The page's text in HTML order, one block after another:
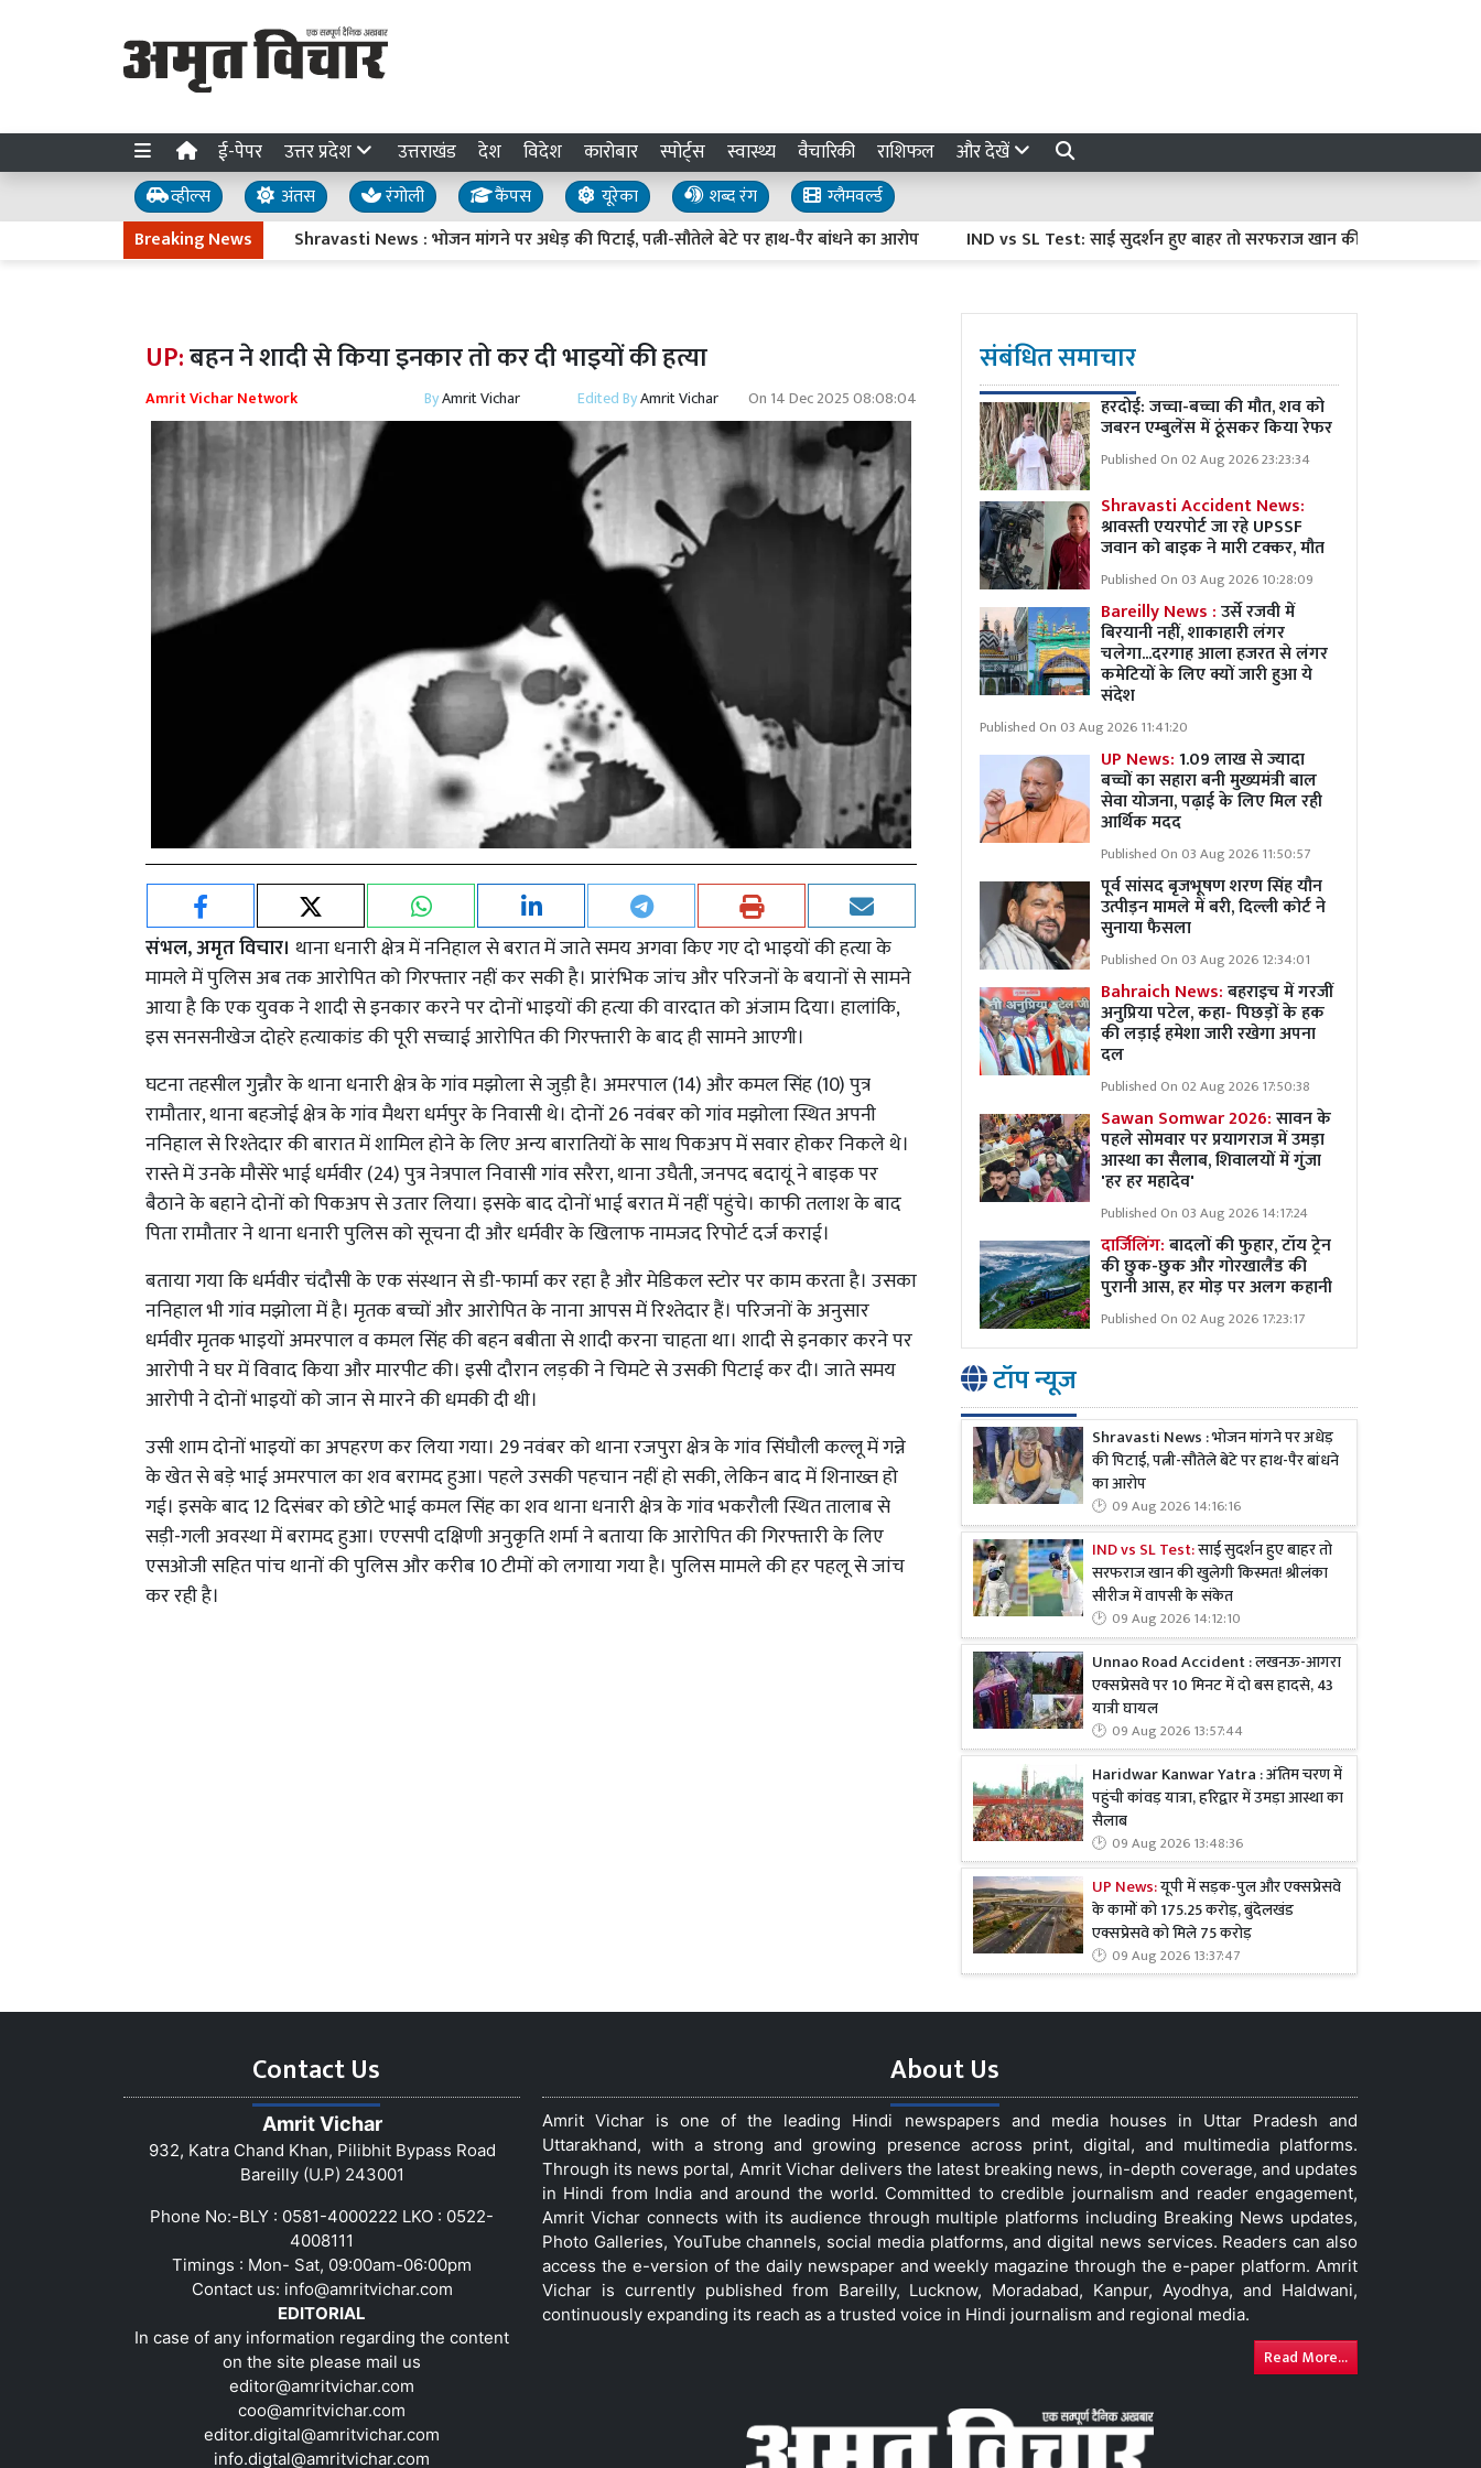
ई-पेपर उत्तर प्रदेश उत्तराखंड देश विदेश कारोबार स्पोर्ट्स स्वास्थ्य वैचारिकी राशिफल और देखें
व्हील्स अंतस रंगोली कैंपस यूरेका शब्द रंग
ग्लैमवर्ल्ड
Breaking News
Shravasti News : भोजन मांगने पर अधेड़ की पिटाई, पत्नी-सौतेले बेटे पर हाथ-पैर बांधने का आरोप IND vs SL Test: साई सुदर्शन हुए बाहर तो सरफराज खान की खुलेगी किस्मत!
UP:बहन ने शादी से किया इनकार तो कर दी भाइयों की हत्या
Amrit Vichar Network ByAmrit Vichar Edited ByAmrit Vichar On 14 Dec 2025 08:08:04
संभल, अमृत विचार। थाना धनारी क्षेत्र में ननिहाल से बरात में जाते समय अगवा किए गए दो भाइयों की हत्या के
मामले में पुलिस अब तक आरोपित को गिरफ्तार नहीं कर सकी है। प्रारंभिक जांच और परिजनों के बयानों से सामने
आया है कि एक युवक ने शादी से इनकार करने पर दोनों भाइयों की हत्या की वारदात को अंजाम दिया। हालांकि,
इस सनसनीखेज दोहरे हत्याकांड की पूरी सच्चाई आरोपित की गिरफ्तारी के बाद ही सामने आएगी।
घटना तहसील गुन्नौर के थाना धनारी क्षेत्र के गांव मझोला से जुड़ी है। अमरपाल (14) और कमल सिंह (10) पुत्र
रामौतार, थाना बहजोई क्षेत्र के गांव मैथरा धर्मपुर के निवासी थे। दोनों 26 नवंबर को गांव मझोला स्थित अपनी
ननिहाल से रिश्तेदार की बारात में शामिल होने के लिए अन्य बारातियों के साथ पिकअप में सवार होकर निकले थे।
रास्ते में उनके मौसेरे भाई धर्मवीर (24) पुत्र नेत्रपाल निवासी गांव सरैरा, थाना उघैती, जनपद बदायूं ने बाइक पर
बैठाने के बहाने दोनों को पिकअप से उतार लिया। इसके बाद दोनों भाई बरात में नहीं पहुंचे। काफी तलाश के बाद
पिता रामौतार ने थाना धनारी पुलिस को सूचना दी और धर्मवीर के खिलाफ नामजद रिपोर्ट दर्ज कराई।
बताया गया कि धर्मवीर चंदौसी के एक संस्थान से डी-फार्मा कर रहा है और मेडिकल स्टोर पर काम करता है। उसका
ननिहाल भी गांव मझोला में है। मृतक बच्चों और आरोपित के नाना आपस में रिश्तेदार हैं। परिजनों के अनुसार
धर्मवीर मृतक भाइयों अमरपाल व कमल सिंह की बहन बबीता से शादी करना चाहता था। शादी से इनकार करने पर
आरोपी ने घर में विवाद किया और मारपीट की। इसी दौरान लड़की ने चिमटे से उसकी पिटाई कर दी। जाते समय
आरोपी ने दोनों भाइयों को जान से मारने की धमकी दी थी।
उसी शाम दोनों भाइयों का अपहरण कर लिया गया। 29 नवंबर को थाना रजपुरा क्षेत्र के गांव सिंघौली कल्लू में गन्ने
के खेत से बड़े भाई अमरपाल का शव बरामद हुआ। पहले उसकी पहचान नहीं हो सकी, लेकिन बाद में शिनाख्त हो
गई। इसके बाद 12 दिसंबर को छोटे भाई कमल सिंह का शव थाना धनारी क्षेत्र के गांव भकरौली स्थित तालाब से
सड़ी-गली अवस्था में बरामद हुआ। एएसपी दक्षिणी अनुकृति शर्मा ने बताया कि आरोपित की गिरफ्तारी के लिए
एसओजी सहित पांच थानों की पुलिस और करीब 10 टीमों को लगाया गया है। पुलिस मामले की हर पहलू से जांच
कर रही है।
संबंधित समाचार
हरदोई: जच्चा-बच्चा की मौत, शव को
जबरन एम्बुलेंस में ठूंसकर किया रेफर
Published On 02 Aug 2026 23:23:34
Shravasti Accident News:
श्रावस्ती एयरपोर्ट जा रहे UPSSF
जवान को बाइक ने मारी टक्कर, मौत
Published On 03 Aug 2026 10:28:09
Bareilly News :उर्से रजवी में
बिरयानी नहीं, शाकाहारी लंगर
चलेगा...दरगाह आला हजरत से लंगर
कमेटियों के लिए क्यों जारी हुआ ये
संदेश
Published On 03 Aug 2026 11:41:20
UP News:1.09 लाख से ज्यादा
बच्चों का सहारा बनी मुख्यमंत्री बाल
सेवा योजना, पढ़ाई के लिए मिल रही
आर्थिक मदद
Published On 03 Aug 2026 11:50:57
पूर्व सांसद बृजभूषण शरण सिंह यौन
उत्पीड़न मामले में बरी, दिल्ली कोर्ट ने
सुनाया फैसला
Published On 03 Aug 2026 12:34:01
Bahraich News:बहराइच में गरजीं
अनुप्रिया पटेल, कहा- पिछड़ों के हक
की लड़ाई हमेशा जारी रखेगा अपना
दल
Published On 02 Aug 2026 17:50:38
Sawan Somwar 2026:सावन के
पहले सोमवार पर प्रयागराज में उमड़ा
आस्था का सैलाब, शिवालयों में गुंजा
'हर हर महादेव'
Published On 03 Aug 2026 14:17:24
दार्जिलिंग:बादलों की फुहार, टॉय ट्रेन
की छुक-छुक और गोरखालैंड की
पुरानी आस, हर मोड़ पर अलग कहानी
Published On 02 Aug 2026 17:23:17
टॉप न्यूज
Shravasti News : भोजन मांगने पर अधेड़
की पिटाई, पत्नी-सौतेले बेटे पर हाथ-पैर बांधने
का आरोप
09 Aug 2026 14:16:16
IND vs SL Test:साई सुदर्शन हुए बाहर तो
सरफराज खान की खुलेगी किस्मत! श्रीलंका
सीरीज में वापसी के संकेत
09 Aug 2026 14:12:10
Unnao Road Accident : लखनऊ-आगरा
एक्सप्रेसवे पर 10 मिनट में दो बस हादसे, 43
यात्री घायल
09 Aug 2026 13:57:44
Haridwar Kanwar Yatra : अंतिम चरण में
पहुंची कांवड़ यात्रा, हरिद्वार में उमड़ा आस्था का
सैलाब
09 Aug 2026 13:48:36
UP News:यूपी में सड़क-पुल और एक्सप्रेसवे
के कामों को 175.25 करोड़, बुंदेलखंड
एक्सप्रेसवे को मिले 75 करोड़
09 Aug 2026 13:37:47
Contact Us
Amrit Vichar
932, Katra Chand Khan, Pilibhit Bypass Road
Bareilly (U.P) 243001
Phone No:-BLY : 0581-4000222 LKO : 0522-
4008111
Timings : Mon- Sat, 09:00am-06:00pm
Contact us: info@amritvichar.com
EDITORIAL
In case of any information regarding the content
on the site please mail us
editor@amritvichar.com
coo@amritvichar.com
editor.digital@amritvichar.com
info.digtal@amritvichar.com
About Us
Amrit Vichar is one of the leading Hindi newspapers and media houses in Uttar Pradesh and
Uttarakhand, with a strong and growing presence across print, digital, and multimedia platforms.
Through its news portal, Amrit Vichar delivers the latest breaking news, in-depth coverage, and updates
in Hindi from India and around the world. Committed to credible journalism and reader engagement,
Amrit Vichar connects with its audience through multiple platforms including Breaking News updates,
Photo Galleries, YouTube channels, social media platforms, and digital news services. Readers can also
access the e-version of the daily newspaper and weekly magazine through the e-paper platform. Amrit
Vichar is currently published from Bareilly, Lucknow, Moradabad, Kanpur, Ayodhya, and Haldwani,
continuously expanding its reach as a trusted voice in Hindi journalism and regional media.
Read More...